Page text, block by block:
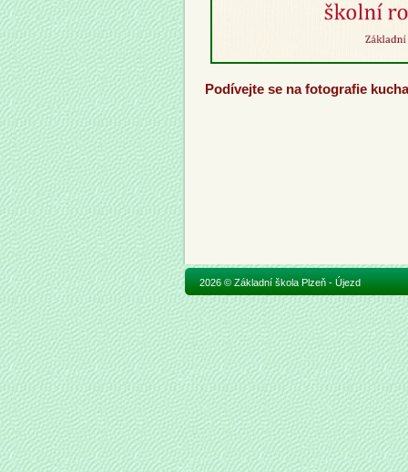
Podívejte se na fotografie
2026 © Základní škola Plzeň - Újezd